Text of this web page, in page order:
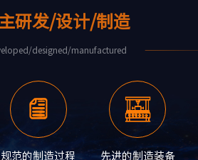
研发/设计/制造
designed/manufactured
规范的制造过程
先进的制造装备